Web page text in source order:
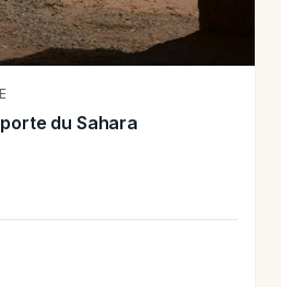
du Sahara